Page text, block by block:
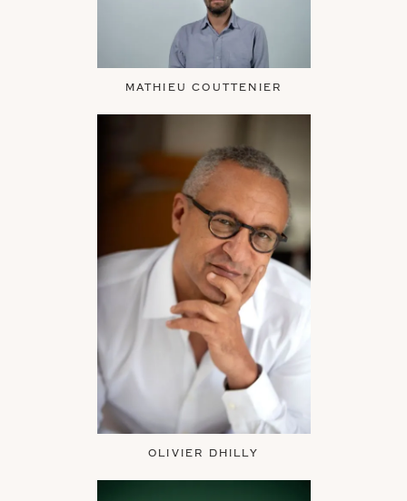
MATHIEU COUTTENIER
OLIVIER DHILLY